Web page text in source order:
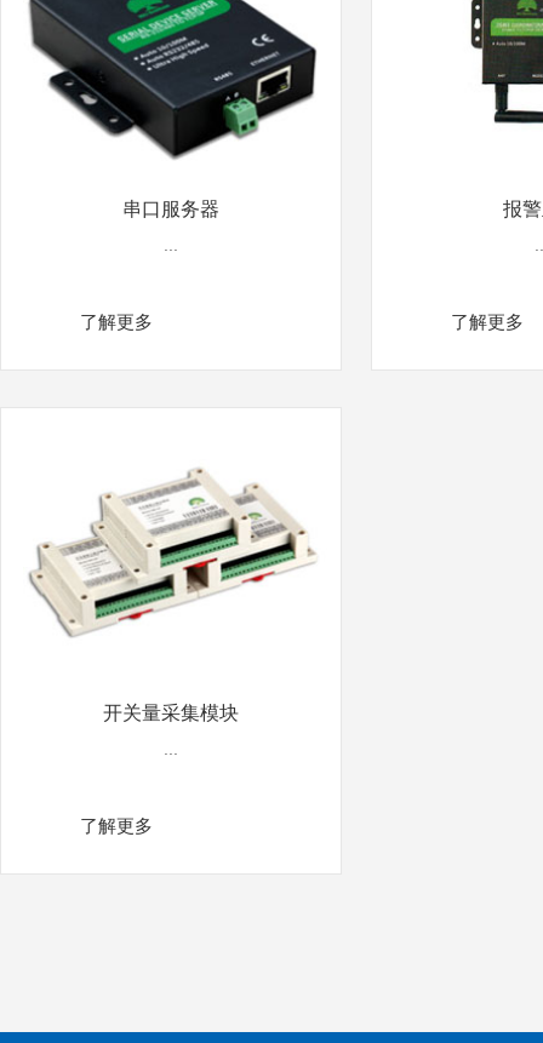
串口服务器
了解更多
报
了解更多
开关量采集模块
了解更多